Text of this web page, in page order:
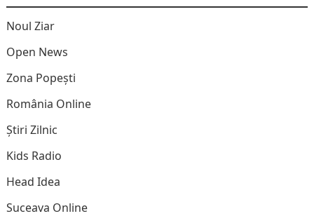
Noul Ziar
Open News
Zona Popești
România Online
Știri Zilnic
Kids Radio
Head Idea
Suceava Online